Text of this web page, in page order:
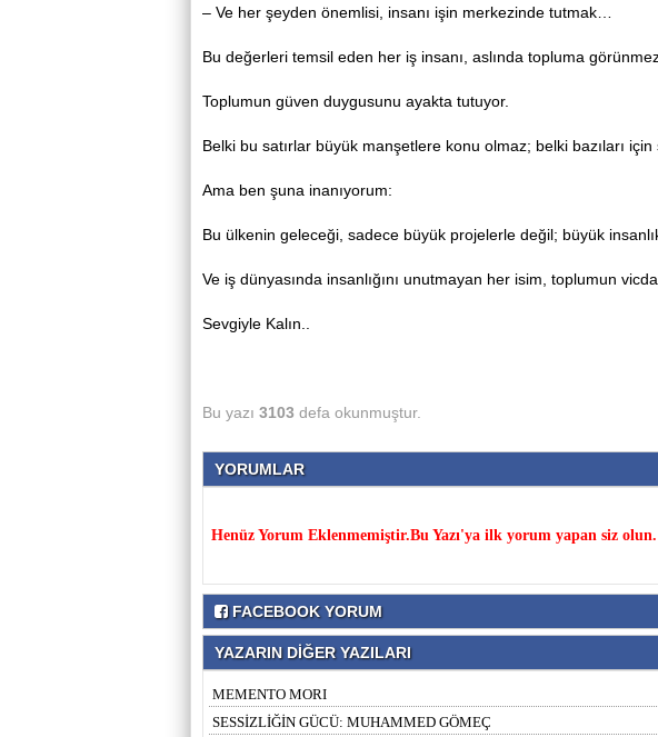
– Ve her şeyden önemlisi, insanı işin merkezinde tutmak…
Bu değerleri temsil eden her iş insanı, aslında topluma
Toplumun güven duygusunu ayakta tutuyor.
Belki bu satırlar büyük manşetlere konu olmaz; belki bazıları için
Ama ben şuna inanıyorum:
Bu ülkenin geleceği, sadece büyük projelerle değil; büyük
Ve iş dünyasında insanlığını unutmayan her isim, toplumun
Sevgiyle Kalın..
Bu yazı 3103 defa okunmuştur.
YORUMLAR
Henüz Yorum Eklenmemiştir.Bu Yazı'ya ilk yorum yapan siz olun.
FACEBOOK YORUM
YAZARIN DİĞER YAZILARI
MEMENTO MORI
SESSİZLİĞİN GÜCÜ: MUHAMMED GÖMEÇ